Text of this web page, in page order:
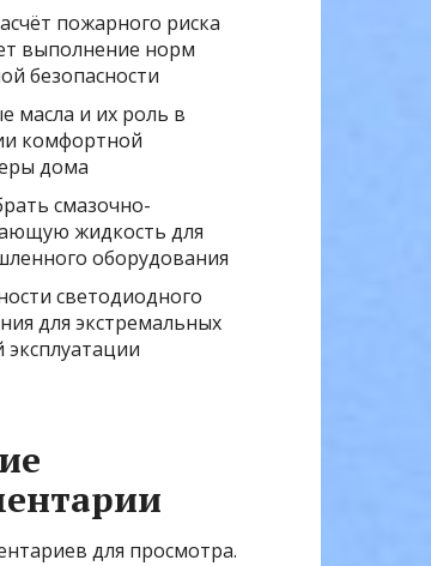
пожарного риска
выполнение норм
безопасности
масла и их роль в
комфортной
дома
смазочно-
жидкость для
оборудования
светодиодного
для экстремальных
эксплуатации
для просмотра.